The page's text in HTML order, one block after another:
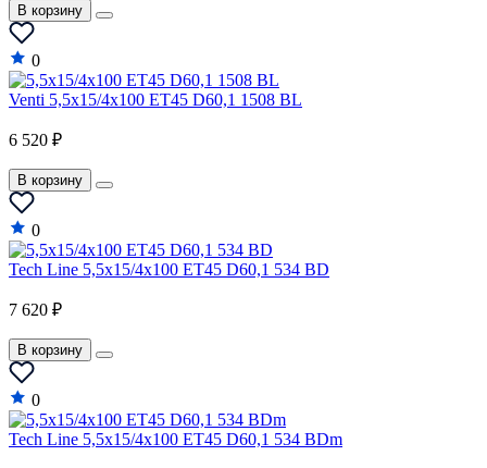
В корзину
0
Venti 5,5x15/4x100 ET45 D60,1 1508 BL
6 520 ₽
В корзину
0
Tech Line 5,5x15/4x100 ET45 D60,1 534 BD
7 620 ₽
В корзину
0
Tech Line 5,5x15/4x100 ET45 D60,1 534 BDm